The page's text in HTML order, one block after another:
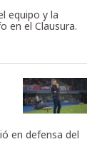
equipo y la
en el Clausura.
en defensa del